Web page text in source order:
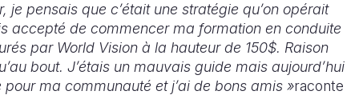
je pensais que c’était une stratégie qu’on opérait
accepté de commencer ma formation en conduite
par World Vision à la hauteur de 150$. Raison
bout. J’étais un mauvais guide mais aujourd’hui
ma communauté et j’ai de bons amis »raconte